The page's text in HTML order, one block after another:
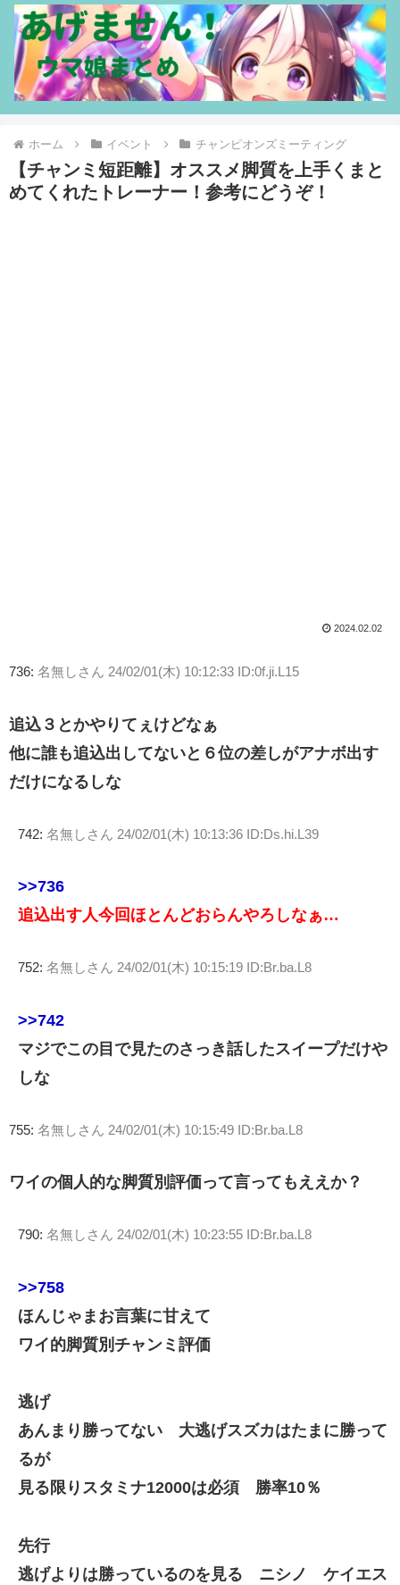
ホーム イベント チャンピオンズミーティング
【チャンミ短距離】オススメ脚質を上手くまと
めてくれたトレーナー！参考にどうぞ！
2024.02.02
736: 名無しさん 24/02/01(木) 10:12:33 ID:0f.ji.L15
追込３とかやりてぇけどなぁ
他に誰も追込出してないと６位の差しがアナボ出す
だけになるしな
742: 名無しさん 24/02/01(木) 10:13:36 ID:Ds.hi.L39
>>736
追込出す人今回ほとんどおらんやろしなぁ…
752: 名無しさん 24/02/01(木) 10:15:19 ID:Br.ba.L8
>>742
マジでこの目で見たのさっき話したスイープだけや
しな
755: 名無しさん 24/02/01(木) 10:15:49 ID:Br.ba.L8
ワイの個人的な脚質別評価って言ってもええか？
790: 名無しさん 24/02/01(木) 10:23:55 ID:Br.ba.L8
>>758
ほんじゃまお言葉に甘えて
ワイ的脚質別チャンミ評価
逃げ
あんまり勝ってない 大逃げスズカはたまに勝って
るが
見る限りスタミナ12000は必須 勝率10％
先行
逃げよりは勝っているのを見る ニシノ ケイエス